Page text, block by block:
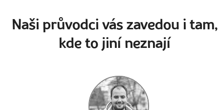
Naši průvodci vás zavedou i tam,
kde to jiní neznají